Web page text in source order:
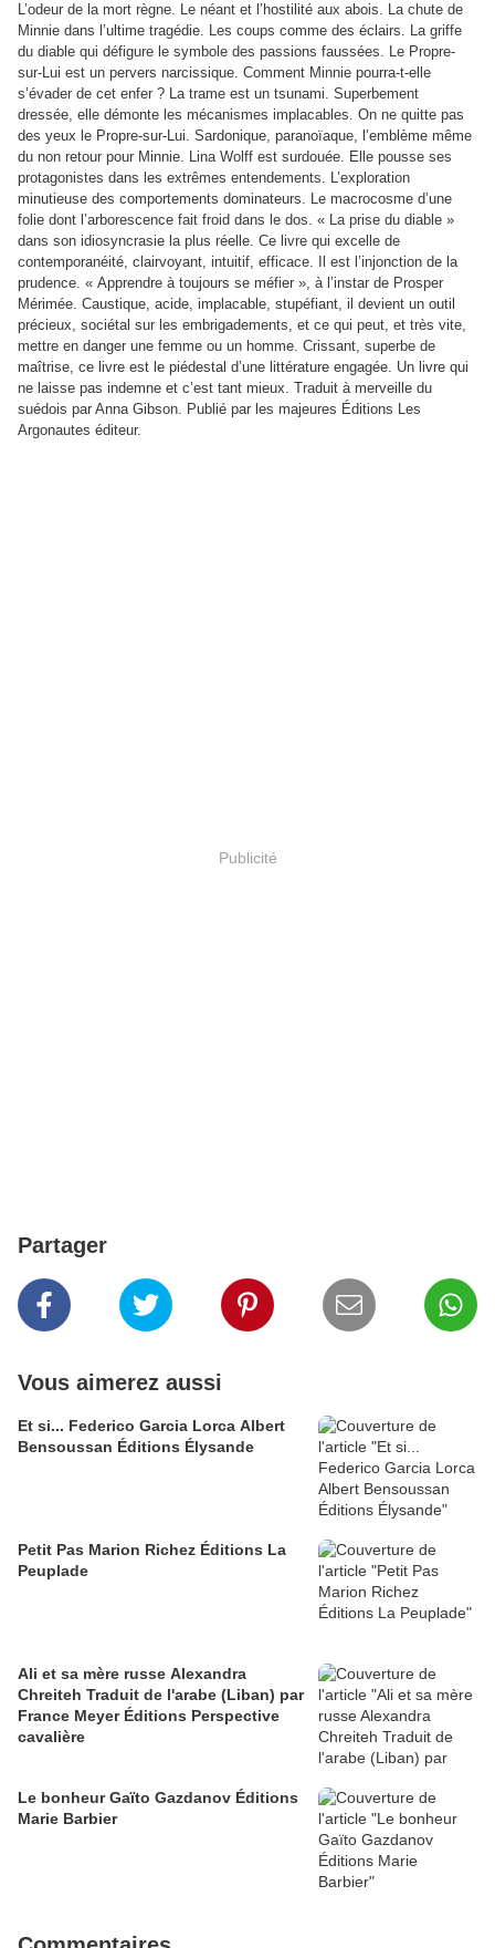
L’odeur de la mort règne. Le néant et l’hostilité aux abois. La chute de
Minnie dans l’ultime tragédie. Les coups comme des éclairs. La griffe
du diable qui défigure le symbole des passions faussées. Le Propre-
sur-Lui est un pervers narcissique. Comment Minnie pourra-t-elle
s’évader de cet enfer ? La trame est un tsunami. Superbement
dressée, elle démonte les mécanismes implacables. On ne quitte pas
des yeux le Propre-sur-Lui. Sardonique, paranoïaque, l’emblème même
du non retour pour Minnie. Lina Wolff est surdouée. Elle pousse ses
protagonistes dans les extrêmes entendements. L’exploration
minutieuse des comportements dominateurs. Le macrocosme d’une
folie dont l’arborescence fait froid dans le dos. « La prise du diable »
dans son idiosyncrasie la plus réelle. Ce livre qui excelle de
contemporanéité, clairvoyant, intuitif, efficace. Il est l’injonction de la
prudence. « Apprendre à toujours se méfier », à l’instar de Prosper
Mérimée. Caustique, acide, implacable, stupéfiant, il devient un outil
précieux, sociétal sur les embrigadements, et ce qui peut, et très vite,
mettre en danger une femme ou un homme. Crissant, superbe de
maîtrise, ce livre est le piédestal d’une littérature engagée. Un livre qui
ne laisse pas indemne et c’est tant mieux. Traduit à merveille du
suédois par Anna Gibson. Publié par les majeures Éditions Les
Argonautes éditeur.
Publicité
Partager
Vous aimerez aussi
Et si... Federico Garcia Lorca Albert
Bensoussan Éditions Élysande
Petit Pas Marion Richez Éditions La
Peuplade
Ali et sa mère russe Alexandra
Chreiteh Traduit de l'arabe (Liban) par
France Meyer Éditions Perspective
cavalière
Le bonheur Gaïto Gazdanov Éditions
Marie Barbier